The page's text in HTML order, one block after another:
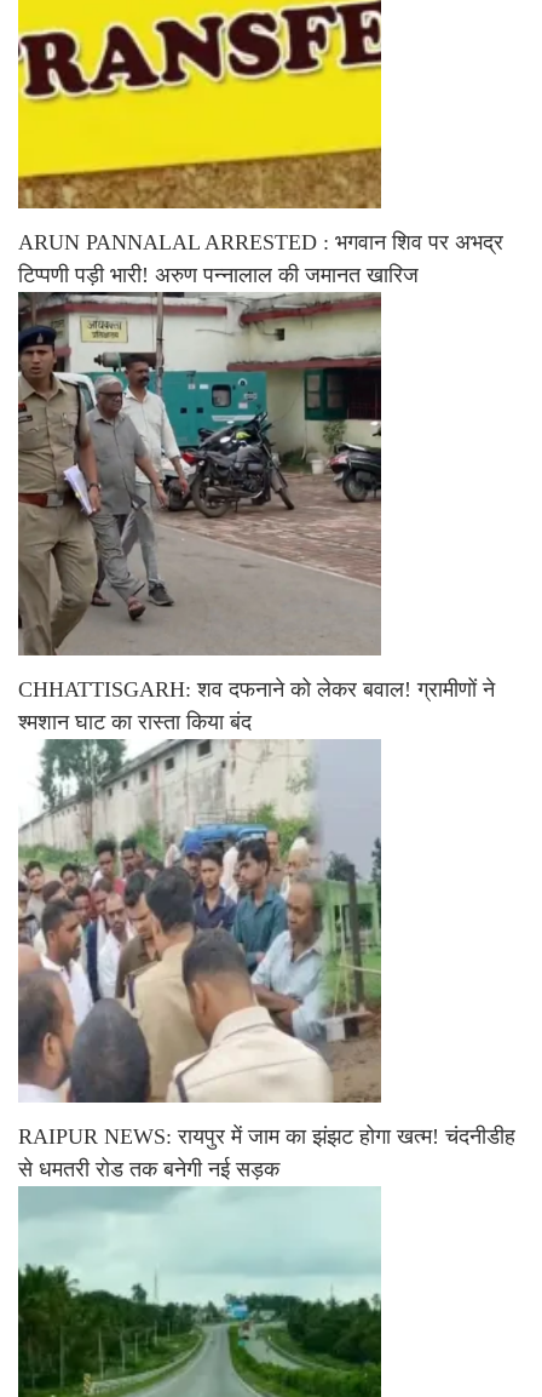
ARUN PANNALAL ARRESTED : भगवान शिव पर अभद्र
टिप्पणी पड़ी भारी! अरुण पन्नालाल की जमानत खारिज
CHHATTISGARH: शव दफनाने को लेकर बवाल! ग्रामीणों ने
श्मशान घाट का रास्ता किया बंद
RAIPUR NEWS: रायपुर में जाम का झंझट होगा खत्म! चंदनीडीह
से धमतरी रोड तक बनेगी नई सड़क